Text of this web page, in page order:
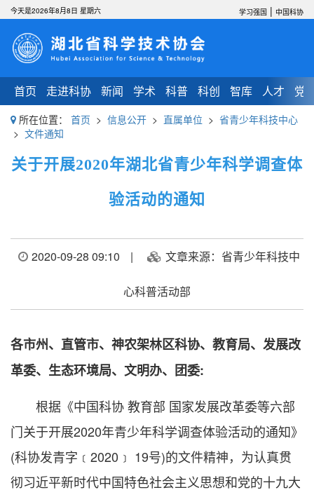
首页 走进科协 新闻 学术 科普 科创 智库 人才 党
今天是2026年8月8日 星期六 学习强国 | 中国科协
所在位置： 首页 > 信息公开 > 直属单位 > 省青少年科技中心
> 文件通知
关于开展2020年湖北省青少年科学调查体
验活动的通知
2020-09-28 09:10 | 文章来源：省青少年科技中
心科普活动部
各市州、直管市、神农架林区科协、教育局、发展改
革委、生态环境局、文明办、团委:
根据《中国科协 教育部 国家发展改革委等六部
门关于开展2020年青少年科学调查体验活动的通知》
(科协发青字﹝2020﹞ 19号)的文件精神，为认真贯
彻习近平新时代中国特色社会主义思想和党的十九大